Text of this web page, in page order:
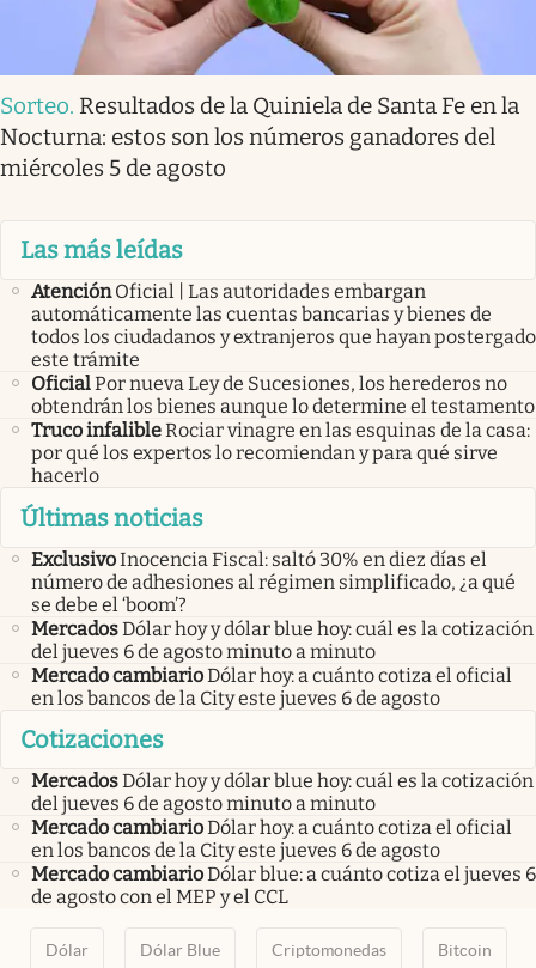
Sorteo. Resultados de la Quiniela de Santa Fe en la
Nocturna: estos son los números ganadores del
miércoles 5 de agosto
Las más leídas
Atención Oficial | Las autoridades embargan
automáticamente las cuentas bancarias y bienes de
todos los ciudadanos y extranjeros que hayan postergado
este trámite
OficialPor nueva Ley de Sucesiones, los herederos no
obtendrán los bienes aunque lo determine el testamento
Truco infalibleRociar vinagre en las esquinas de la casa:
por qué los expertos lo recomiendan y para qué sirve
hacerlo
Últimas noticias
ExclusivoInocencia Fiscal: saltó 30% en diez días el
número de adhesiones al régimen simplificado, ¿a qué
se debe el ‘boom’?
MercadosDólar hoy y dólar blue hoy: cuál es la cotización
del jueves 6 de agosto minuto a minuto
Mercado cambiarioDólar hoy: a cuánto cotiza el oficial
en los bancos de la City este jueves 6 de agosto
Cotizaciones
MercadosDólar hoy y dólar blue hoy: cuál es la cotización
del jueves 6 de agosto minuto a minuto
Mercado cambiarioDólar hoy: a cuánto cotiza el oficial
en los bancos de la City este jueves 6 de agosto
Mercado cambiarioDólar blue: a cuánto cotiza el jueves 6
de agosto con el MEP y el CCL
Dólar Dólar Blue Criptomonedas Bitcoin